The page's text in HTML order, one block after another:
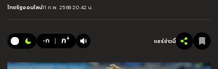
ไทยรัฐออนไลน์11 ก.พ. 2568 20:42 น.
-ก ก+ แชร์ข่าวนี้